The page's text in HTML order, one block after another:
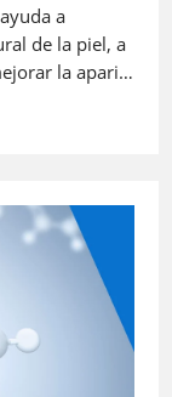
a
de la piel, a
la apari…